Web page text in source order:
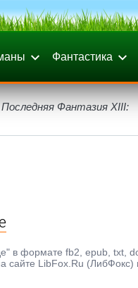
Фантастика
Фантазия XIII:
в формате fb2, epub, txt,
сайте LibFox.Ru (ЛибФокс)